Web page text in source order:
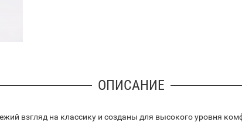
ОПИСАНИЕ
взгляд на классику и созданы для высокого уровня